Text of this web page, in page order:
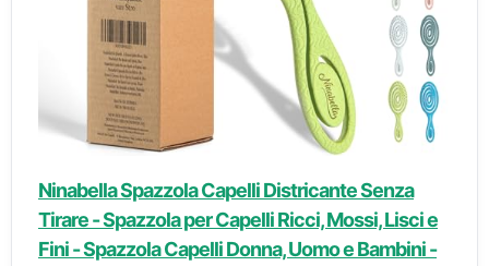
Ninabella Spazzola Capelli Districante Senza
Tirare - Spazzola per Capelli Ricci, Mossi, Lisci e
Fini - Spazzola Capelli Donna, Uomo e Bambini -